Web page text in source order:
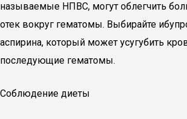
называемые НПВС, могут облегчить
отек вокруг гематомы. Выбирайте
аспирина, который может усугубить
последующие гематомы.
Соблюдение диеты